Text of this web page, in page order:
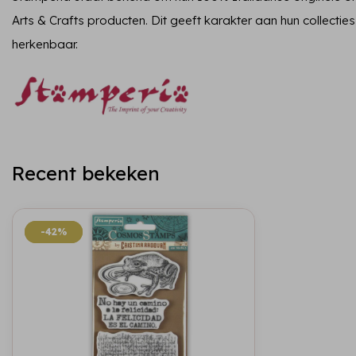
Arts & Crafts producten. Dit geeft karakter aan hun
herkenbaar.
Recent bekeken
-42%
-42%